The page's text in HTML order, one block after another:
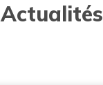
Actualités